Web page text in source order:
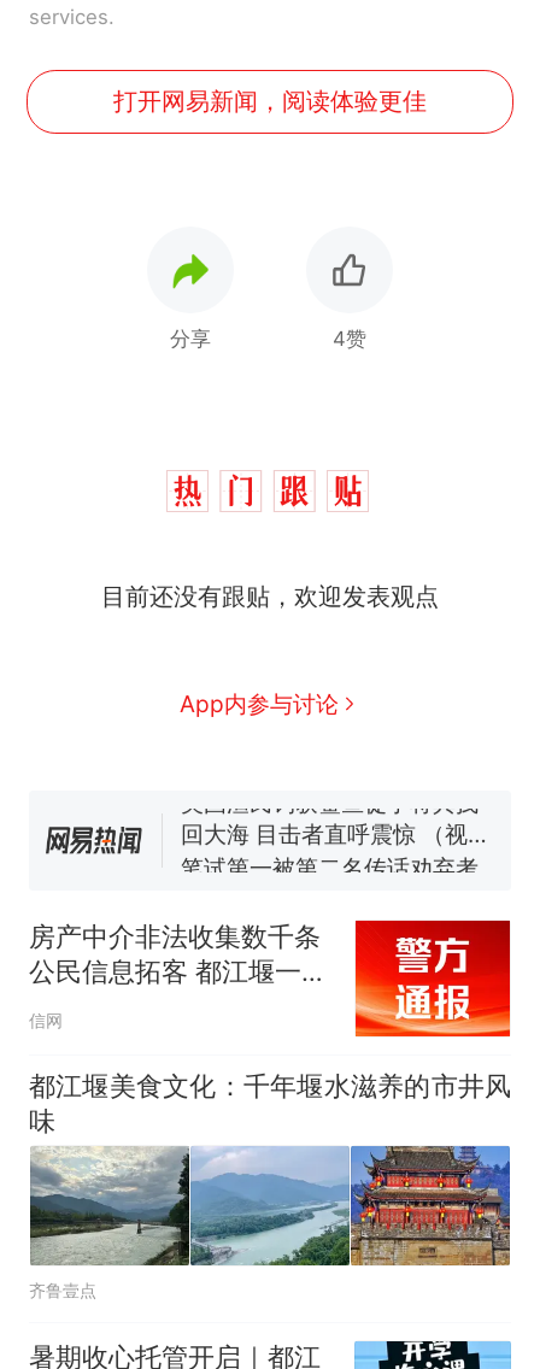
services.
打开网易新闻，阅读体验更佳
分享 4赞
目前还没有跟贴，欢迎发表观点
App内参与讨论
热
那个在床头放菜刀的女孩，
么？
协会回应
男子上山采菌偶然发现鸡枞菌
窝，原地守1天等它长大：挖了
来源：参考消息）
笔试第一被第二名传话劝弃考
官方通报
因老师一句“跟我回家”改写了
人生
房产中介非法收集数千条
公民信息拓客 都江堰一德
佑门店被公安警告
信网
都江堰美食文化：千年堰水滋养的市井风
味
齐鲁壹点
暑期收心托管开启｜都江